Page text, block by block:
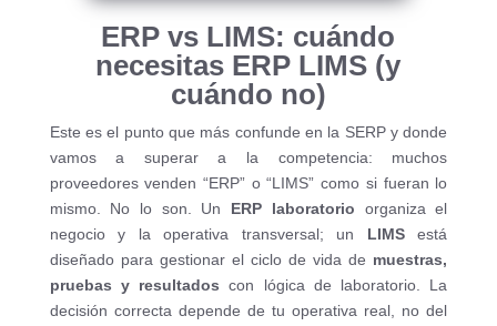
ERP vs LIMS: cuándo
necesitas ERP LIMS (y
cuándo no)
Este es el punto que más confunde en la SERP y donde
vamos a superar a la competencia: muchos
proveedores venden “ERP” o “LIMS” como si fueran lo
mismo. No lo son. Un ERP laboratorio organiza el
negocio y la operativa transversal; un LIMSestá
diseñado para gestionar el ciclo de vida de muestras,
pruebas y resultados con lógica de laboratorio. La
decisión correcta depende de tu operativa real, no del